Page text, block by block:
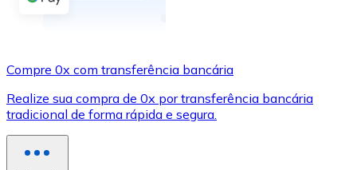
Comprar com transferência bancária
Cartão de crédito / débito
Comprar com cartão
Compre 0x com transferência bancária
Realize sua compra de 0x por transferência bancária
tradicional de forma rápida e segura.